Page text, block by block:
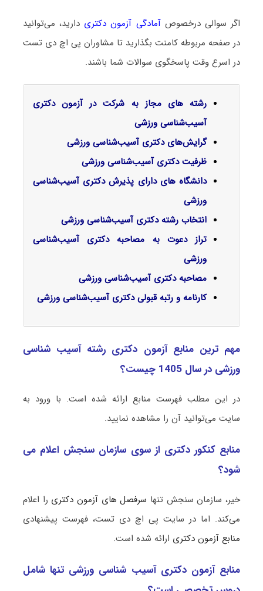
اگر سوالی درخصوصآمادگی آزمون دکتری دارید، می‌توانید
در صفحه مربوطه کامنت بگذارید تا مشاوران پی اچ دی تست
در اسرع وقت پاسخگوی سوالات شما باشند.
رشته های مجاز به شرکت در آزمون دکتری
آسیب‌شناسی ورزشی
گرایش‌های دکتری آسیب‌شناسی ورزشی
ظرفیت دکتری آسیب‌شناسی ورزشی
دانشگاه های دارای پذیرش دکتری آسیب‌شناسی
ورزشی
انتخاب رشته دکتری آسیب‌شناسی ورزشی
تراز دعوت به مصاحبه دکتری آسیب‌شناسی
ورزشی
مصاحبه دکتری آسیب‌شناسی ورزشی
کارنامه و رتبه قبولی دکتری آسیب‌شناسی ورزشی
مهم ترین منابع آزمون دکتری رشته آسیب‌ شناسی
ورزشی در سال 1405 چیست؟
در این مطلب فهرست منابع ارائه شده است. با ورود به
سایت می‌توانید آن را مشاهده نمایید.
منابع کنکور دکتری از سوی سازمان سنجش اعلام می
شود؟
خیر، سازمان سنجش تنها سرفصل های آزمون دکتری را اعلام
می‌کند. اما در سایت پی اچ دی تست، فهرست پیشنهادی
منابع آزمون دکتری ارائه شده است.
منابع آزمون دکتری آسیب‌ شناسی ورزشی تنها شامل